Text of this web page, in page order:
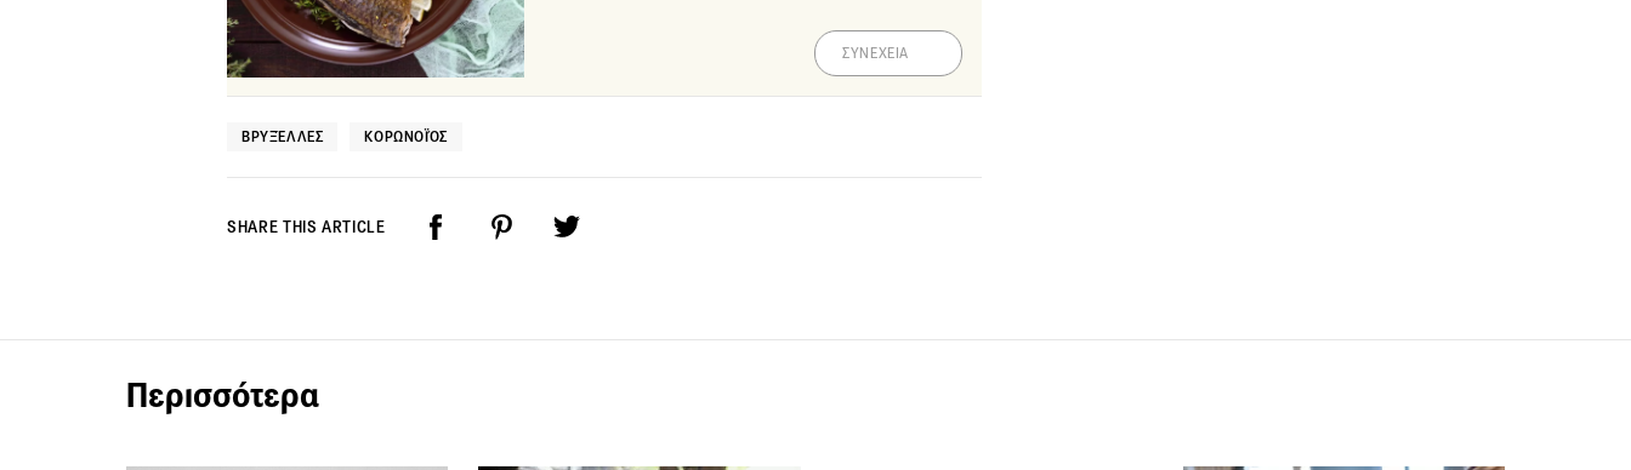
ΣΥΝΕΧΕΙΑ
ΒΡΥΞΈΛΛΕΣ ΚΟΡΩΝΟΪΌΣ
SHARE THIS ARTICLE
Περισσότερα